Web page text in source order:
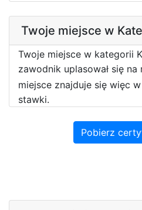
Twoje miejsce w
Twoje miejsce w kategorii
zawodnik uplasował się na
miejsce znajduje się więc
stawki.
Pobierz